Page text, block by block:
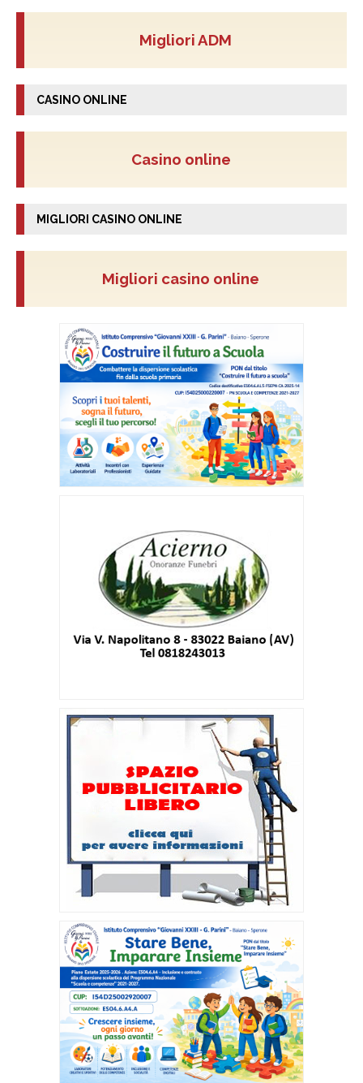
Migliori ADM
CASINO ONLINE
Casino online
MIGLIORI CASINO ONLINE
Migliori casino online